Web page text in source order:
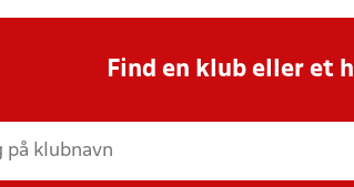
Find en klub eller et